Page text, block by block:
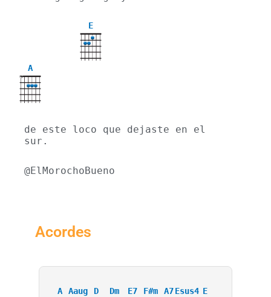
E
A
X
de este loco que dejaste en el
sur.
@ElMorochoBueno
Acordes
A Aaug D Dm E7 F#m A7Esus4 E